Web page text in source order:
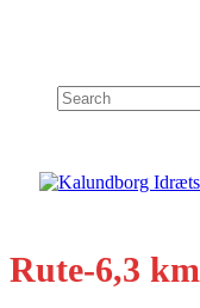
Search
Rute-6,3 km